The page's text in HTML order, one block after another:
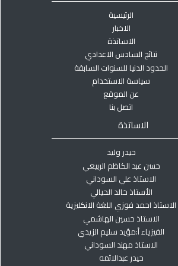
الرئيسية
الاخبار
الاساتذة
نتائج السادس الاعدادي
الحدود الدنيا للسنوات السابقة
سياسة الاستخدام
عن الموقع
اتصل بنا
الاساتذة
حيدر وليد
حسن عبد الكاظم الربيعي
الاستاذ علي السوداني
الأستاذ خالد الحيالي
الاستاذ احمد فوزي اللغة الانكليزية
الاستاذ حسين الهاشمي
الفيزياء أ:مؤيد سليم الزيدي
الاستاذ مهند السوداني
حيدر عبدالائمه